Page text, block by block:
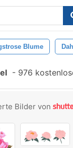
Blume
- 976
Bilder von